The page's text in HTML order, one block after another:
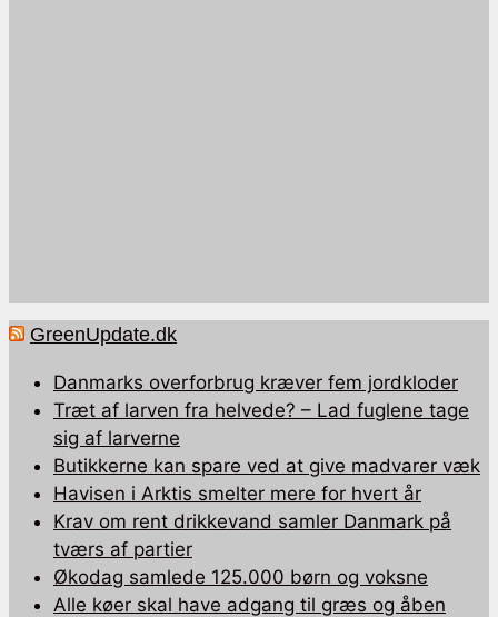
GreenUpdate.dk
Danmarks overforbrug kræver fem jordkloder
Træt af larven fra helvede? – Lad fuglene tage
sig af larverne
Butikkerne kan spare ved at give madvarer væk
Havisen i Arktis smelter mere for hvert år
Krav om rent drikkevand samler Danmark på
tværs af partier
Økodag samlede 125.000 børn og voksne
Alle køer skal have adgang til græs og åben